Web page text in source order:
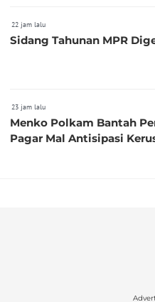
22 jam lalu
Sidang Tahunan MPR
23 jam lalu
Menko Polkam Bantah
Pagar Mal Antisipasi